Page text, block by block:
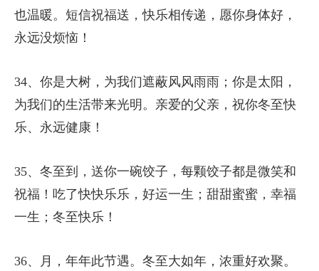
也温暖。短信祝福送，快乐相传递，愿你身体好，
永远没烦恼！
34、你是大树，为我们遮蔽风风雨雨；你是太阳，
为我们的生活带来光明。亲爱的父亲，祝你冬至快
乐、永远健康！
35、冬至到，送你一碗饺子，每颗饺子都是微笑和
祝福！吃了快快乐乐，好运一生；甜甜蜜蜜，幸福
一生；冬至快乐！
36、月，年年此节遇。冬至大如年，浓重好欢聚。